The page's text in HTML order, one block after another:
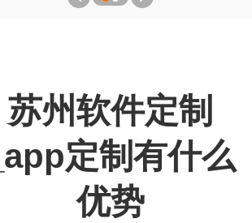
苏州软件定制
_app定制有什么
优势